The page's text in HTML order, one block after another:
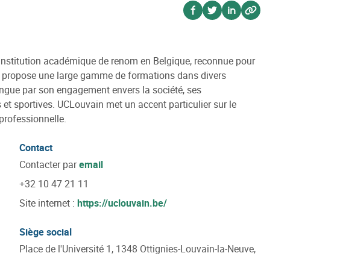
Voir sur facebook
Voir sur twitter
Voir sur linkedin
Voir sur website
académique de renom en Belgique, reconnue pour
une large gamme de formations dans divers
par son engagement envers la société, ses
sportives. UCLouvain met un accent particulier sur le
Contact
Contacter paremail
+32 10 47 21 11
Site internet : https://uclouvain.be/
Siège social
Place de l'Université 1, 1348 Ottignies-Louvain-la-Neuve,